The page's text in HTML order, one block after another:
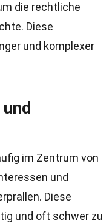
die rechtliche
Diese
und komplexer
im Zentrum von
und
Diese
und oft schwer zu